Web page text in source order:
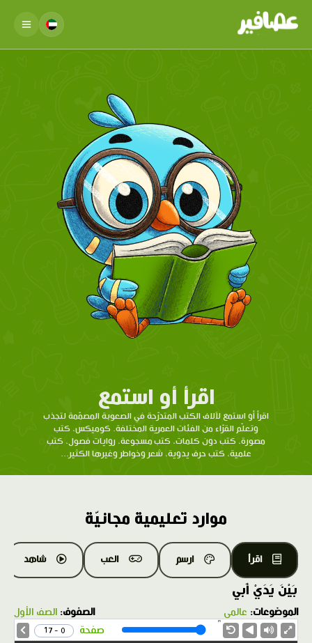
اقرأ أو استمع
اقرأ أو استمع لآلاف الكتب المتدرّحة في الصعوبة المصمّمة لتجذب
وتعلّم القرّاء من الفئات العمرية المختلفة. كوميكس، كتب
مصورة، كتب دون كلمات، كتب مسجوعة، روايات فصول، كتب
علمية، كتب حرف يدوية، شعر وخواطر وغيرها الكثير...
موارد تعليمية مجانيّة
اقرأ ارسم العب شاهد
بَيْنَ يَدَيْ أَبي
الموضوعات: عالمي الصفوف: الصف الأول
صفحة 0 - 17